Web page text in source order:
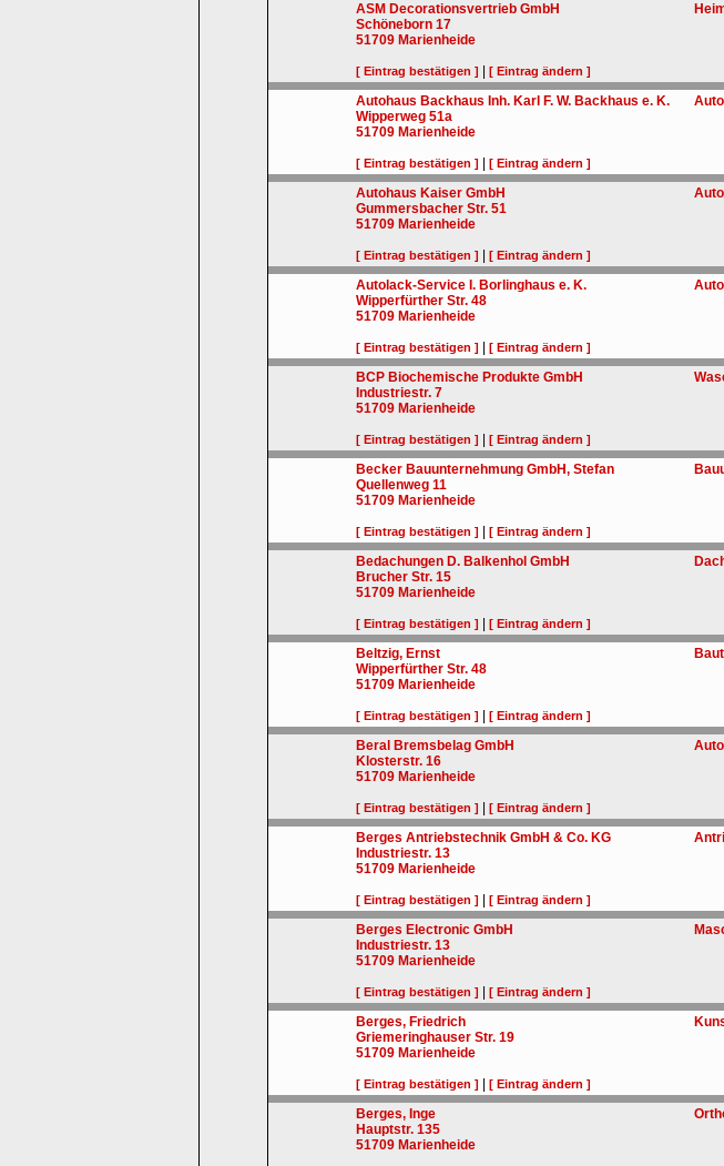
ASM Decorationsvertrieb GmbH
Schöneborn 17
51709 Marienheide
[ Eintrag bestätigen ] [ Eintrag ändern ]
Autohaus Backhaus Inh. Karl F. W. Backhaus e. K.
Wipperweg 51a
51709 Marienheide
[ Eintrag bestätigen ] [ Eintrag ändern ]
Autohaus Kaiser GmbH
Gummersbacher Str. 51
51709 Marienheide
[ Eintrag bestätigen ] [ Eintrag ändern ]
Autolack-Service I. Borlinghaus e. K.
Wipperfürther Str. 48
51709 Marienheide
[ Eintrag bestätigen ] [ Eintrag ändern ]
BCP Biochemische Produkte GmbH
Industriestr. 7
51709 Marienheide
[ Eintrag bestätigen ] [ Eintrag ändern ]
Becker Bauunternehmung GmbH, Stefan
Quellenweg 11
51709 Marienheide
[ Eintrag bestätigen ] [ Eintrag ändern ]
Bedachungen D. Balkenhol GmbH
Brucher Str. 15
51709 Marienheide
[ Eintrag bestätigen ] [ Eintrag ändern ]
Beltzig, Ernst
Wipperfürther Str. 48
51709 Marienheide
[ Eintrag bestätigen ] [ Eintrag ändern ]
Beral Bremsbelag GmbH
Klosterstr. 16
51709 Marienheide
[ Eintrag bestätigen ] [ Eintrag ändern ]
Berges Antriebstechnik GmbH & Co. KG
Industriestr. 13
51709 Marienheide
[ Eintrag bestätigen ] [ Eintrag ändern ]
Berges Electronic GmbH
Industriestr. 13
51709 Marienheide
[ Eintrag bestätigen ] [ Eintrag ändern ]
Berges, Friedrich
Griemeringhauser Str. 19
51709 Marienheide
[ Eintrag bestätigen ] [ Eintrag ändern ]
Berges, Inge
Hauptstr. 135
51709 Marienheide